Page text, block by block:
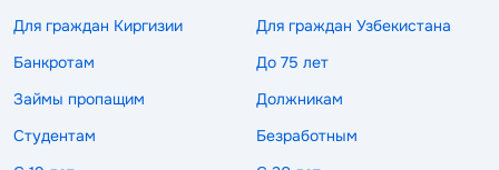
Для граждан Киргизии
Для граждан Узбекистана
Банкротам
До 75 лет
Займы пропащим
Должникам
Студентам
Безработным